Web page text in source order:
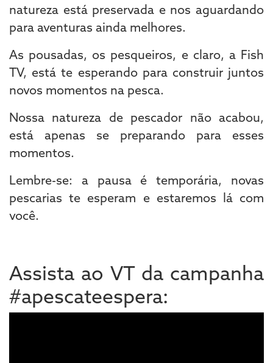
natureza está preservada e nos aguardando
para aventuras ainda melhores.
As pousadas, os pesqueiros, e claro, a Fish
TV, está te esperando para construir juntos
novos momentos na pesca.
Nossa natureza de pescador não acabou,
está apenas se preparando para esses
momentos.
Lembre-se: a pausa é temporária, novas
pescarias te esperam e estaremos lá com
você.
Assista ao VT da campanha
#apescateespera: